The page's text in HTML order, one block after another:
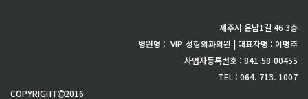
제주시 은남1길 46 3층
병원명 : VIP 성형외과의원 | 대표자명 : 이명주
사업자등록번호 : 841-58-00455
TEL : 064. 713. 1007
COPYRIGHT
2016